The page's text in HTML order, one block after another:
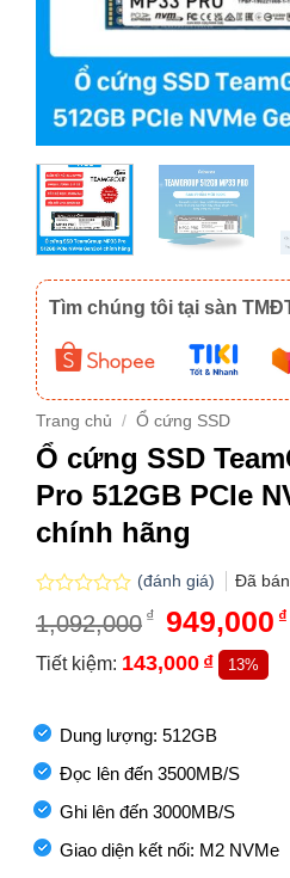
Tìm chúng tôi tại sàn
Trang chủ / Ổ cứng SSD
Ổ cứng SSD
Pro 512GB PCIe
chính hãng
xếp
0.0
(đánh giá) Đã bán
1,092,000 ₫ Giá
gốc
là:
1,092,000₫.
949,000 ₫
Tiết kiệm: 143,000 ₫ 13%
Dung lượng: 512GB
Đọc lên đến 3500MB/S
Ghi lên đến 3000MB/S
Giao diện kết nối: M2 NVMe